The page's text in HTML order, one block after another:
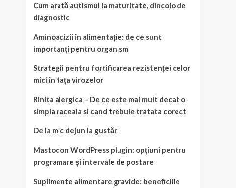
Cum arată autismul la maturitate, dincolo de
diagnostic
Aminoacizii în alimentație: de ce sunt
importanți pentru organism
Strategii pentru fortificarea rezistenței celor
mici în fața virozelor
Rinita alergica – De ce este mai mult decat o
simpla raceala si cand trebuie tratata corect
De la mic dejun la gustări
Mastodon WordPress plugin: opțiuni pentru
programare și intervale de postare
Suplimente alimentare gravide: beneficiile